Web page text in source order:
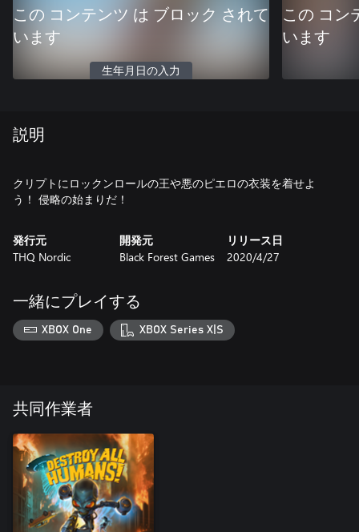
この コンテンツ は ブロック されて
います
生年月日の入力
この コン
います
説明
クリプトにロックンロールの王や悪のピエロの衣装を着せよ
う！ 侵略の始まりだ！
発行元
THQ Nordic
開発元
Black Forest Games
リリース日
2020/4/27
一緒にプレイする
XBOX One XBOX Series X|S
共同作業者